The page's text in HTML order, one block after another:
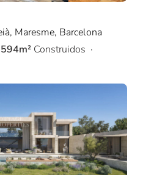
Maresme, Barcelona
594m² Construidos